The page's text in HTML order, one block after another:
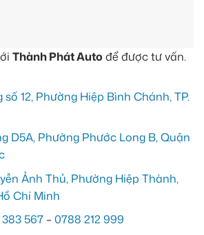
Thành Phát Auto để được tư vấn.
số 12, Phường Hiệp Bình Chánh, TP.
D5A, Phường Phước Long B, Quận
Ảnh Thủ, Phường Hiệp Thành,
Chí Minh
567 –0788 212 999